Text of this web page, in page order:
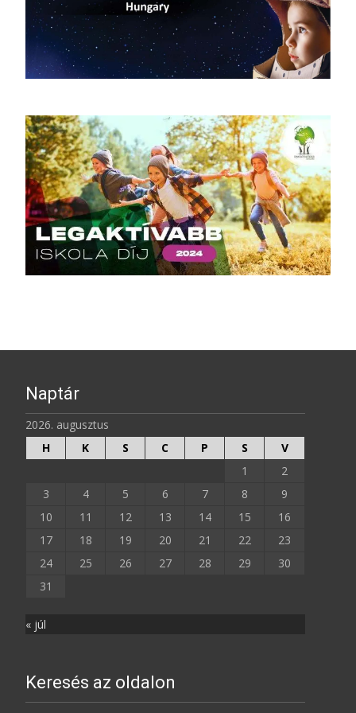
Naptár
2026. augusztus
H
K S C P S
V
1
2
3
4 5 6 7 8
9
10
11 12 13 14 15
16
17
18 19 20 21 22
23
24
25 26 27 28 29
30
31
« júl
Keresés az oldalon